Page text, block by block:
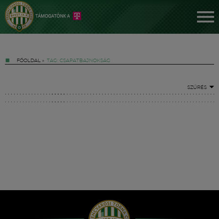
FŐOLDAL » TAG: CSAPATBAJNOKSÁG
SZŰRÉS
Hírek